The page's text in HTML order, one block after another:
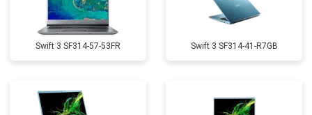
Swift 3 SF314-57-53FR Swift 3 SF314-41-R7GB